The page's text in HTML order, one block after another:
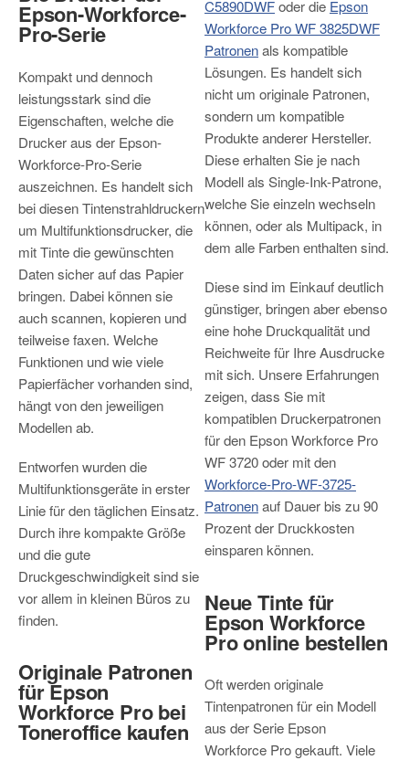
Epson-Workforce-
Pro-Serie
Kompakt und dennoch
leistungsstark sind die
Eigenschaften, welche die
Drucker aus der Epson-
Workforce-Pro-Serie
auszeichnen. Es handelt sich
bei diesen Tintenstrahldruckern
um Multifunktionsdrucker, die
mit Tinte die gewünschten
Daten sicher auf das Papier
bringen. Dabei können sie
auch scannen, kopieren und
teilweise faxen. Welche
Funktionen und wie viele
Papierfächer vorhanden sind,
hängt von den jeweiligen
Modellen ab.
Entworfen wurden die
Multifunktionsgeräte in erster
Linie für den täglichen Einsatz.
Durch ihre kompakte Größe
und die gute
Druckgeschwindigkeit sind sie
vor allem in kleinen Büros zu
finden.
Originale Patronen
für Epson
Workforce Pro bei
Toneroffice kaufen
C5890DWFoder die Epson
Workforce Pro WF 3825DWF
Patronenals kompatible
Lösungen. Es handelt sich
nicht um originale Patronen,
sondern um kompatible
Produkte anderer Hersteller.
Diese erhalten Sie je nach
Modell als Single-Ink-Patrone,
welche Sie einzeln wechseln
können, oder als Multipack, in
dem alle Farben enthalten sind.
Diese sind im Einkauf deutlich
günstiger, bringen aber ebenso
eine hohe Druckqualität und
Reichweite für Ihre Ausdrucke
mit sich. Unsere Erfahrungen
zeigen, dass Sie mit
kompatiblen Druckerpatronen
für den Epson Workforce Pro
WF 3720 oder mit den
Workforce-Pro-WF-3725-
Patronenauf Dauer bis zu 90
Prozent der Druckkosten
einsparen können.
Neue Tinte für
Epson Workforce
Pro online bestellen
Oft werden originale
Tintenpatronen für ein Modell
aus der Serie Epson
Workforce Pro gekauft. Viele